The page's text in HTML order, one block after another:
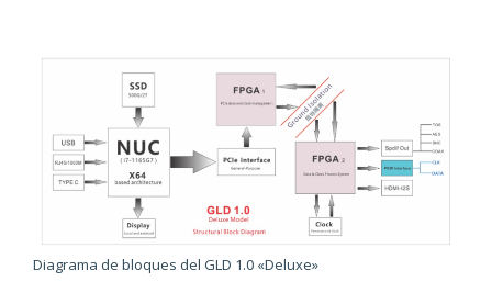
Diagrama de bloques del GLD 1.0 «Deluxe»